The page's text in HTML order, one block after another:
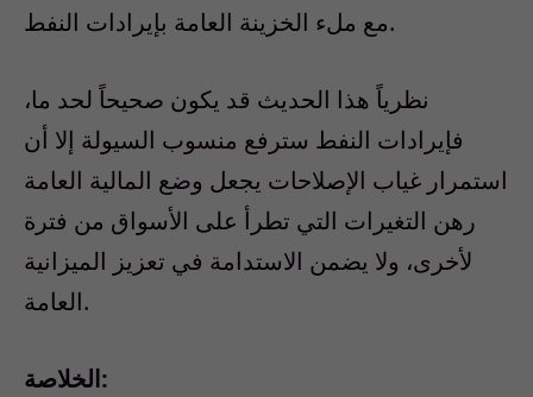
مع ملء الخزينة العامة بإيرادات النفط.
نظرياً هذا الحديث قد يكون صحيحاً لحد ما،
فإيرادات النفط سترفع منسوب السيولة إلا أن
استمرار غياب الإصلاحات يجعل وضع المالية العامة
رهن التغيرات التي تطرأ على الأسواق من فترة
لأخرى، ولا يضمن الاستدامة في تعزيز الميزانية
العامة.
الخلاصة: